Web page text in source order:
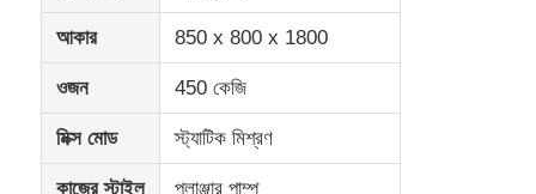
সব ক্ষেত্রেই
এলএসআর ইনজেকশন মোল্ডিং মেশিন
আকার 850 x 800 x 1800
ওজন 450 কেজি
মিক্স মোড স্ট্যাটিক মিশ্রণ
কাজের স্টাইল প্লাঞ্জার পাম্প